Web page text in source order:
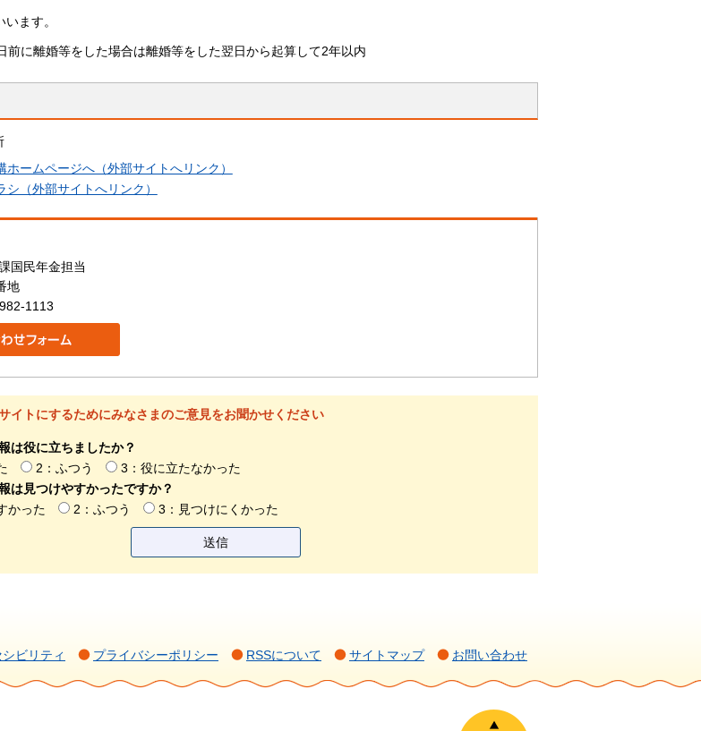
ます。
に離婚等をした場合は離婚等をした翌日から起算して2年以内
ホームページへ（外部サイトへリンク）
シ（外部サイトへリンク）
国民年金担当
地
1113
イトにするためにみなさまのご意見をお聞かせください
は役に立ちましたか？
2：ふつう
3：役に立たなかった
は見つけやすかったですか？
かった
2：ふつう 3：見つけにくかった
ビリティ プライバシーポリシー RSSについて サイトマップ お問い合わせ